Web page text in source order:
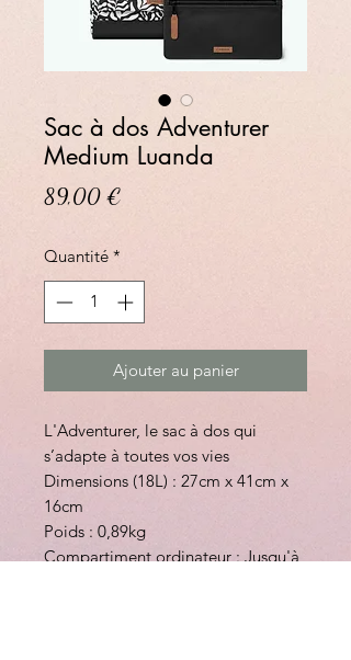
Sac à dos Adventurer
Medium Luanda
89,00 €
Quantité *
Ajouter au panier
L'Adventurer, le sac à dos qui
s’adapte à toutes vos vies
Dimensions (18L) : 27cm x 41cm x
16cm
Poids : 0,89kg
Compartiment ordinateur : Jusqu'à